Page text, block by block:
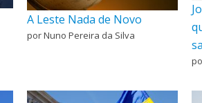
A Leste Nada de Novo
por Nuno Pereira da Silva